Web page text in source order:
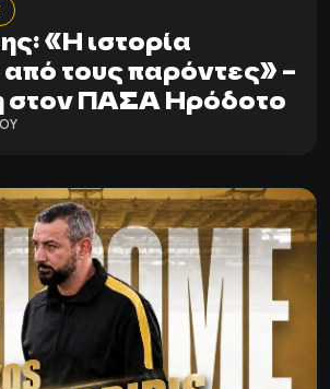
«Η ιστορία
τους παρόντες» –
στον ΠΑΣΑ Ηρόδοτο